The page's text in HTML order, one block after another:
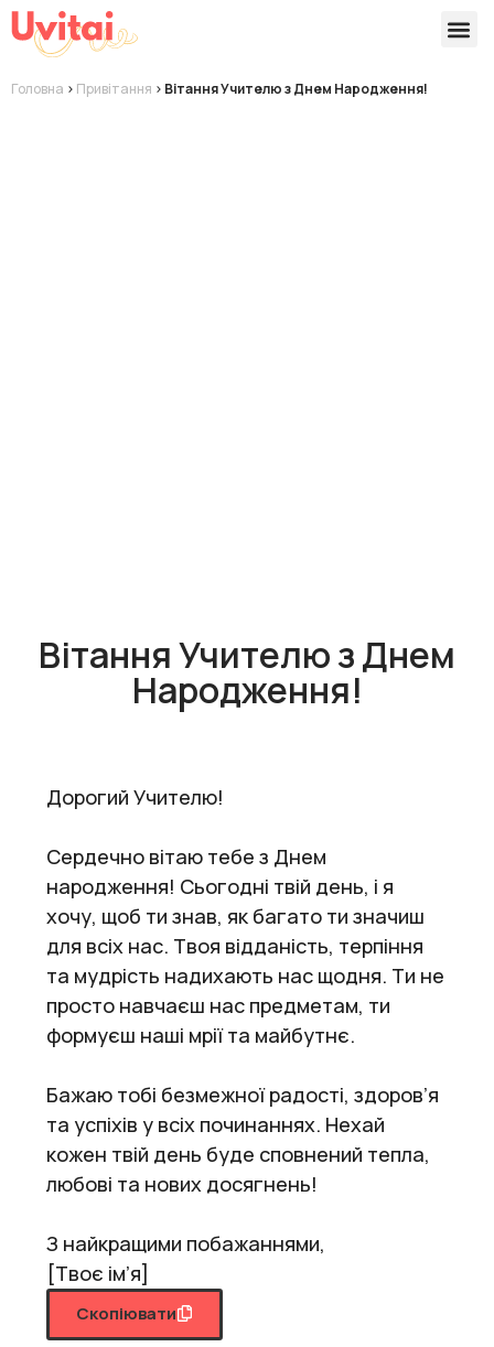
Головна > Привітання > Вітання Учителю з Днем Народження!
Вітання Учителю з Днем
Народження!
Дорогий Учителю!
Сердечно вітаю тебе з Днем
народження! Сьогодні твій день, і я
хочу, щоб ти знав, як багато ти значиш
для всіх нас. Твоя відданість, терпіння
та мудрість надихають нас щодня. Ти не
просто навчаєш нас предметам, ти
формуєш наші мрії та майбутнє.
Бажаю тобі безмежної радості, здоров’я
та успіхів у всіх починаннях. Нехай
кожен твій день буде сповнений тепла,
любові та нових досягнень!
З найкращими побажаннями,
[Твоє ім’я]
Скопіювати